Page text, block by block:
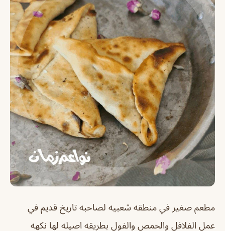
مطعم صغير في منطقه شعبيه لصاحبه تاريخ قديم في
عمل الفلافل والحمص والفول بطريقه اصيله لها نكهه